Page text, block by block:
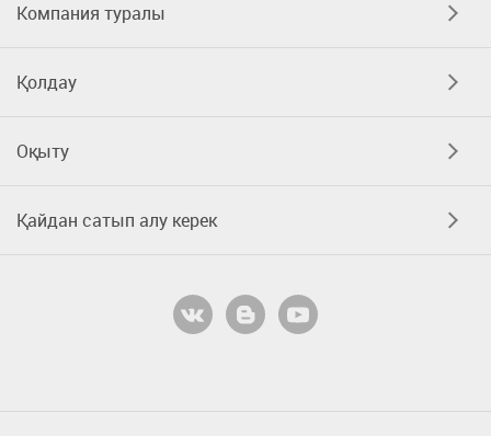
Компания туралы
Қолдау
Оқыту
Қайдан сатып алу керек